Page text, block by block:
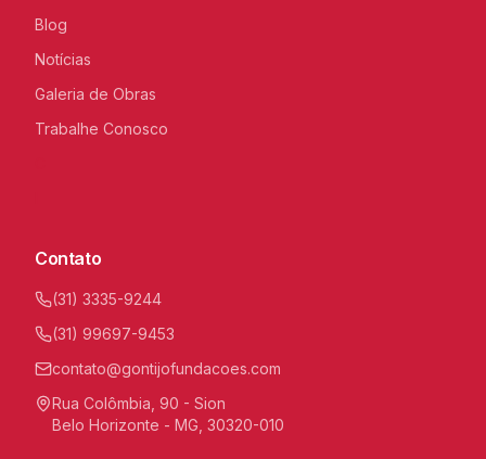
Blog
Notícias
Galeria de Obras
Trabalhe Conosco
Contato
(31) 3335-9244
(31) 99697-9453
contato@gontijofundacoes.com
Rua Colômbia, 90 - Sion
Belo Horizonte - MG, 30320-010